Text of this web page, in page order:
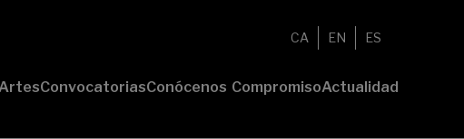
CA EN ES
ConvocatoriasConócenos CompromisoActualidad